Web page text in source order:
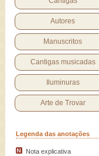
Autores
Manuscritos
Cantigas musicadas
Iluminuras
Arte de Trovar
Legenda das anotações
Nota explicativa